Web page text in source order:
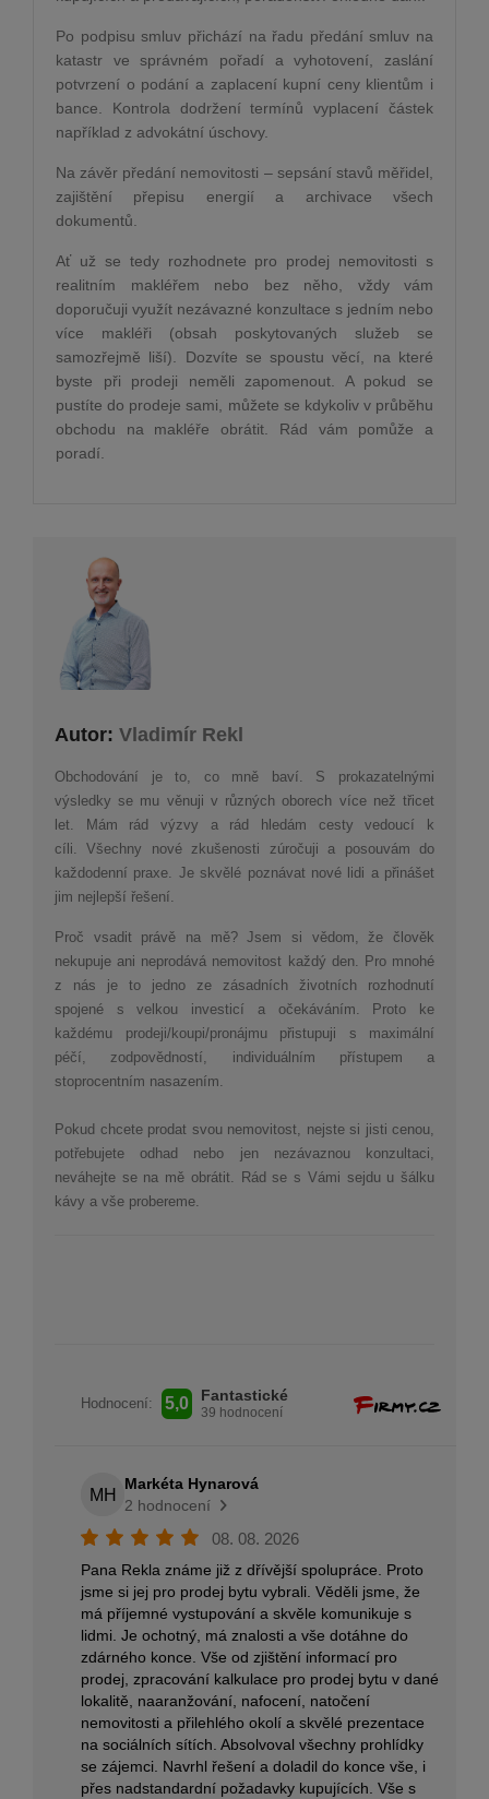
Po podpisu smluv přichází na řadu předání smluv na
katastr ve správném pořadí a vyhotovení, zaslání
potvrzení o podání a zaplacení kupní ceny klientům i
bance. Kontrola dodržení termínů vyplacení částek
například z advokátní úschovy.
Na závěr předání nemovitosti – sepsání stavů měřidel,
zajištění přepisu energií a archivace všech
dokumentů.
Ať už se tedy rozhodnete pro prodej nemovitosti s
realitním makléřem nebo bez něho, vždy vám
doporučuji využít nezávazné konzultace s jedním nebo
více makléři (obsah poskytovaných služeb se
samozřejmě liší). Dozvíte se spoustu věcí, na které
byste při prodeji neměli zapomenout. A pokud se
pustíte do prodeje sami, můžete se kdykoliv v průběhu
obchodu na makléře obrátit. Rád vám pomůže a
poradí.
Autor: Vladimír Rekl
Obchodování je to, co mně baví. S prokazatelnými
výsledky se mu věnuji v různých oborech více než třicet
let. Mám rád výzvy a rád hledám cesty vedoucí k
cíli. Všechny nové zkušenosti zúročuji a posouvám do
každodenní praxe. Je skvělé poznávat nové lidi a přinášet
jim nejlepší řešení.
Proč vsadit právě na mě? Jsem si vědom, že člověk
nekupuje ani neprodává nemovitost každý den. Pro mnohé
z nás je to jedno ze zásadních životních rozhodnutí
spojené s velkou investicí a očekáváním. Proto ke
každému prodeji/koupi/pronájmu přistupuji s maximální
péčí, zodpovědností, individuálním přístupem a
stoprocentním nasazením.
Pokud chcete prodat svou nemovitost, nejste si jisti cenou,
potřebujete odhad nebo jen nezávaznou konzultaci,
neváhejte se na mě obrátit.
Rád se s Vámi sejdu u šálku
kávy a vše probereme.